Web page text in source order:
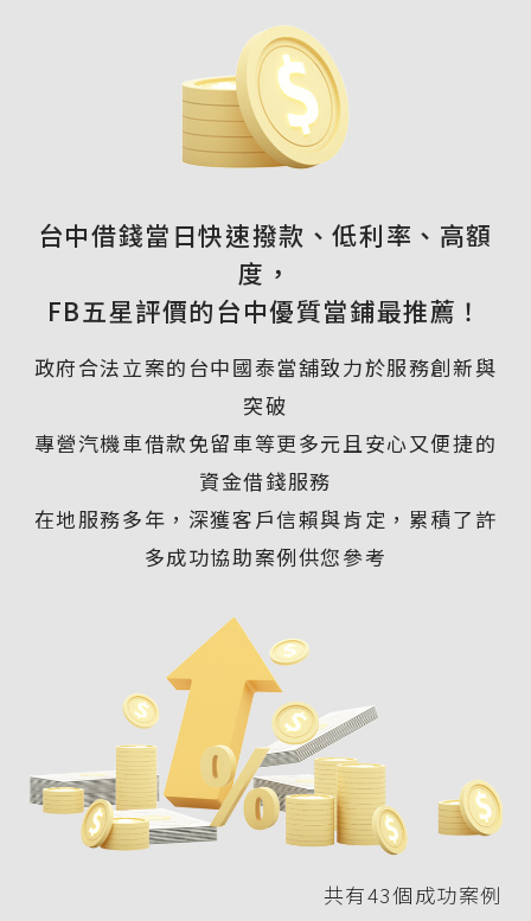
台中借錢當日快速撥款、低利率、高額
度，
FB五星評價的台中優質當鋪最推薦！
政府合法立案的台中國泰當舖致力於服務創新與
突破
專營汽機車借款免留車等更多元且安心又便捷的
資金借錢服務
在地服務多年，深獲客戶信賴與肯定，累積了許
多成功協助案例供您參考
共有43個成功案例